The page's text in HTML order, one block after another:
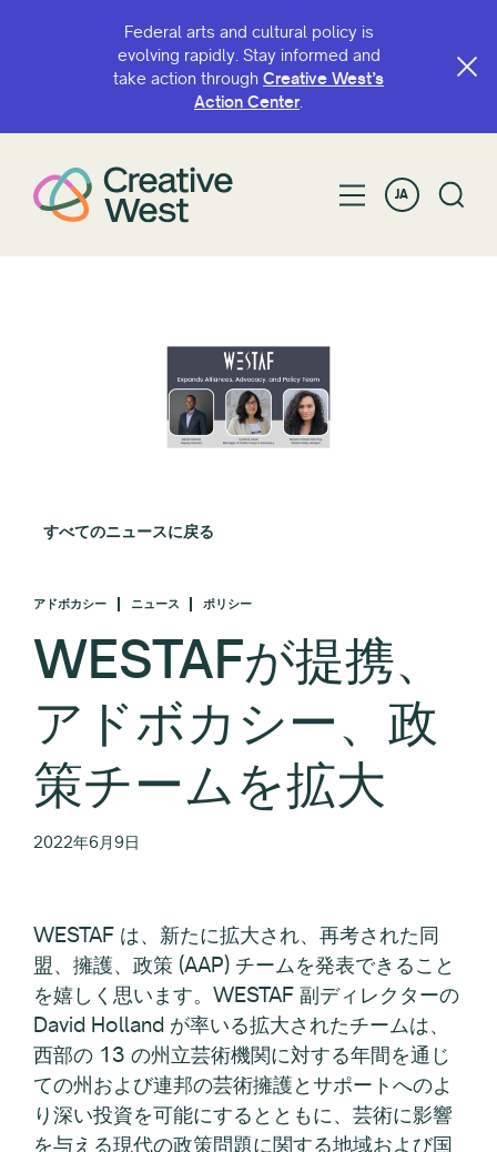
Federal arts and cultural policy is
evolving rapidly. Stay informed and
take action through Creative West’s
Action Center.
JA
すべてのニュースに戻る
アドボカシー ニュース ポリシー
WESTAFが提携、
アドボカシー、政
策チームを拡大
2022年6月9日
WESTAF は、新たに拡大され、再考された同
盟、擁護、政策 (AAP) チームを発表できること
を嬉しく思います。WESTAF 副ディレクターの
David Holland が率いる拡大されたチームは、
西部の 13 の州立芸術機関に対する年間を通じ
ての州および連邦の芸術擁護とサポートへのよ
り深い投資を可能にするとともに、芸術に影響
を与える現代の政策問題に関する地域および国